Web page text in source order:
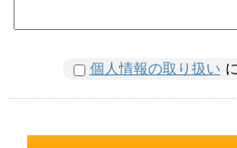
個人情報の取り扱い